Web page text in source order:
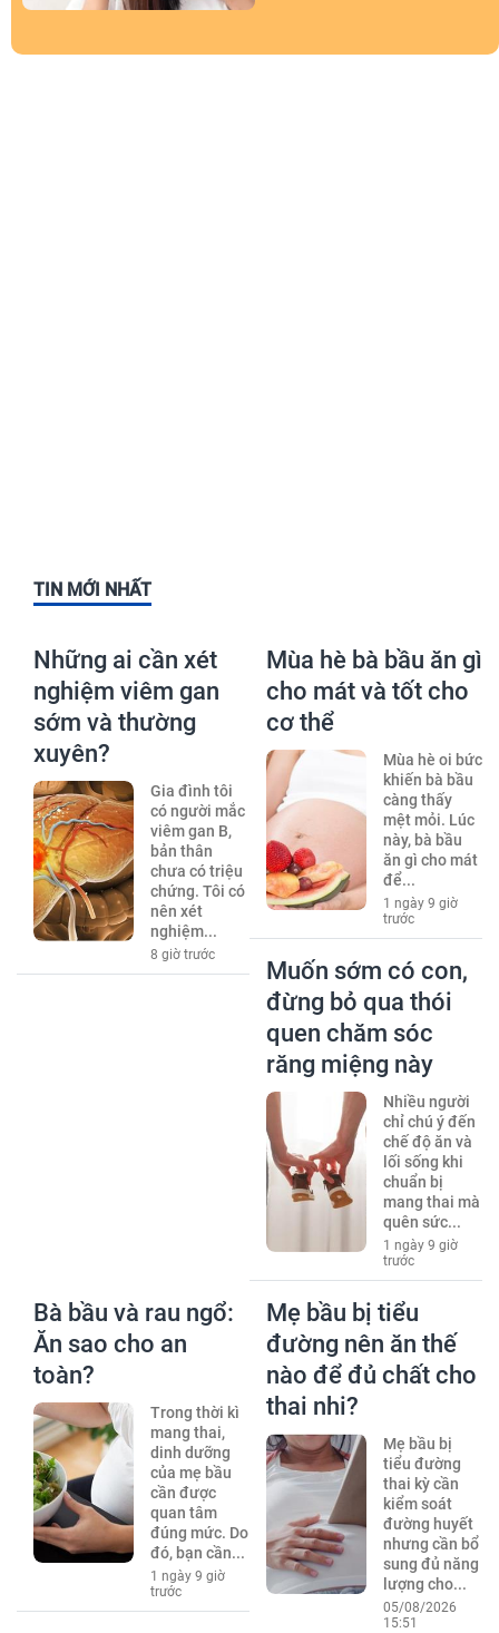
TIN MỚI NHẤT
Những ai cần xét
nghiệm viêm gan
sớm và thường
xuyên?
Gia đình tôi
có người mắc
viêm gan B,
bản thân
chưa có triệu
chứng. Tôi có
nên xét
nghiệm...
8 giờ trước
Mùa hè bà bầu ăn gì
cho mát và tốt cho
cơ thể
Mùa hè oi bức
khiến bà bầu
càng thấy
mệt mỏi. Lúc
này, bà bầu
ăn gì cho mát
để...
1 ngày 9 giờ
trước
Muốn sớm có con,
đừng bỏ qua thói
quen chăm sóc
răng miệng này
Nhiều người
chỉ chú ý đến
chế độ ăn và
lối sống khi
chuẩn bị
mang thai mà
quên sức...
1 ngày 9 giờ
trước
Bà bầu và rau ngổ:
Ăn sao cho an
toàn?
Trong thời kì
mang thai,
dinh dưỡng
của mẹ bầu
cần được
quan tâm
đúng mức. Do
đó, bạn cần...
1 ngày 9 giờ
trước
Mẹ bầu bị tiểu
đường nên ăn thế
nào để đủ chất cho
thai nhi?
Mẹ bầu bị
tiểu đường
thai kỳ cần
kiểm soát
đường huyết
nhưng cần bổ
sung đủ năng
lượng cho...
05/08/2026
15:51